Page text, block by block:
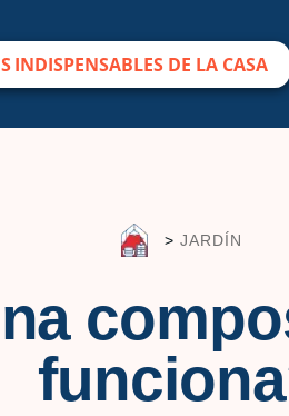
INDISPENSABLES DE LA CASA
> JARDÍN